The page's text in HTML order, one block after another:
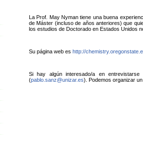
La Prof. May Nyman tiene una buena
de Máster (incluso de años anteriores) que
los estudios de Doctorado en Estados Unidos
Su página web es http://
Si hay algún interesado/a en
(pablo.sanz@unizar.es). Podemos organizar